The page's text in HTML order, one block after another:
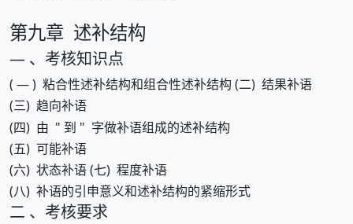
第九章 述补结构
— 、考核知识点
( — ) 粘合性述补结构和组合性述补结构 (二) 结果补语
(三) 趋向补语
(四) 由 " 到 " 字做补语组成的述补结构
(五) 可能补语
(六) 状态补语 (七) 程度补语
(八) 补语的引申意义和述补结构的紧缩形式
二 、考核要求